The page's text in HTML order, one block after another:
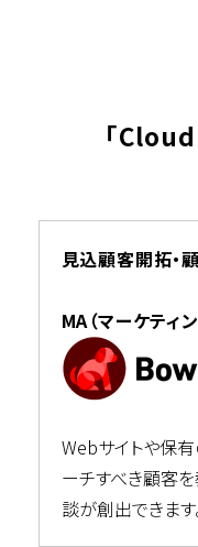
「
見込顧客開拓・
MA（マーケティ
Webサイトや保
ーチすべき顧客
談が創出できます